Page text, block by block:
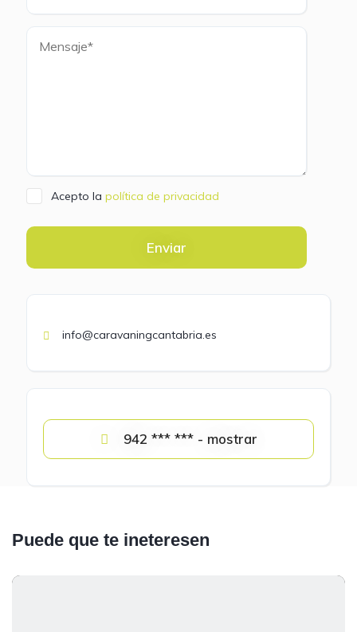
Acepto la política de privacidad
Enviar
info@caravaningcantabria.es
942 *** *** - mostrar
Puede que te ineteresen